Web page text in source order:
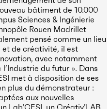
bâtiment de 10.000
Sciences & Ingénierie
Rouen Madrillet
pensé comme un lieu
et de créativité, il est
avec notamment
du futur ». Dans
met à disposition de ses
plus du démonstrateur :
aux nouvelles